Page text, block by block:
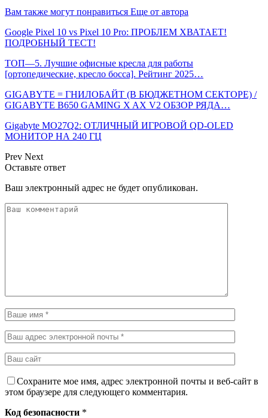
Вам также могут понравиться Еще от автора
Google Pixel 10 vs Pixel 10 Pro: ПРОБЛЕМ ХВАТАЕТ!
ПОДРОБНЫЙ ТЕСТ!
ТОП—5. Лучшие офисные кресла для работы
[ортопедические, кресло босса]. Рейтинг 2025…
GIGABYTE = ГНИЛОБАЙТ (В БЮДЖЕТНОМ СЕКТОРЕ) /
GIGABYTE B650 GAMING X AX V2 ОБЗОР РЯДА…
Gigabyte MO27Q2: ОТЛИЧНЫЙ ИГРОВОЙ QD-OLED
МОНИТОР НА 240 ГЦ
Prev Next
Оставьте ответ
Ваш электронный адрес не будет опубликован.
Сохраните мое имя, адрес электронной почты и веб-сайт в
этом браузере для следующего комментария.
Код безопасности *